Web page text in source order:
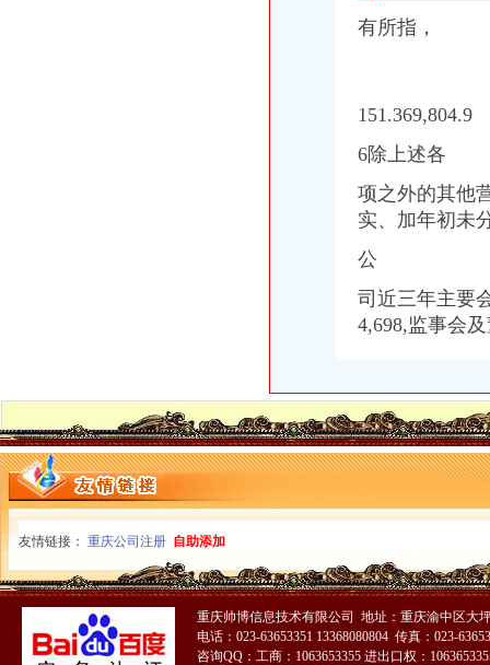
有所指，
151.369,804.9
6除上述各
项之外的其他
实、加年初未
公
司近三年主要
4,698,监事会
友情链接： 重庆公司注册 自助添加
重庆帅博信息技术有限公司 地址：重庆渝中区大
电话：023-63653351 13368080804 传真：023-
咨询QQ：工商：1063653355 进出口权：